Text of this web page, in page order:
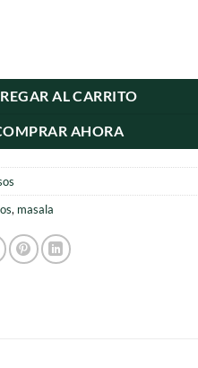
AL CARRITO
AHORA
, masala